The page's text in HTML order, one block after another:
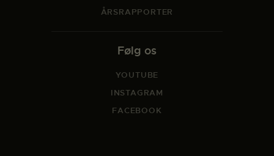
ÅRSRAPPORTER
Følg os
YOUTUBE
INSTAGRAM
FACEBOOK